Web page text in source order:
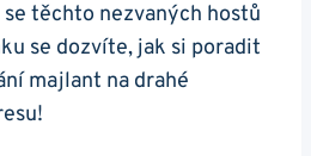
těchto nezvaných hostů
se dozvíte, jak si poradit
majlant na drahé